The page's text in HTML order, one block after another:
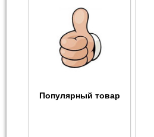
Популярный товар